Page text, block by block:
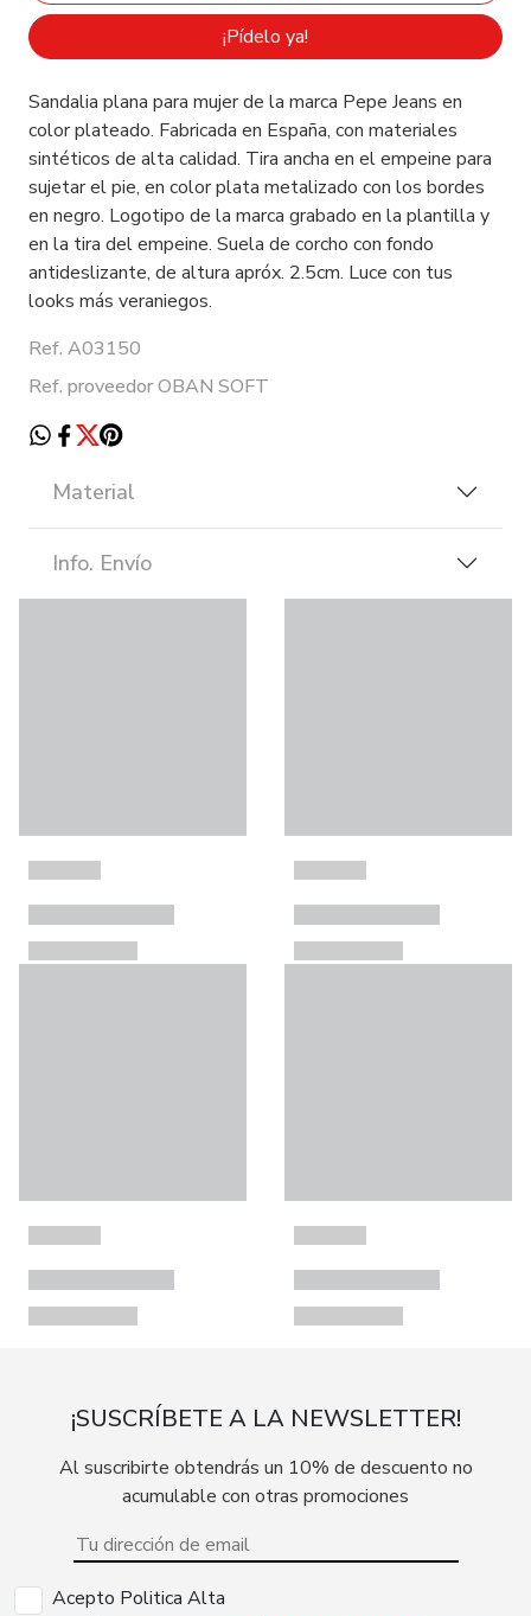
¡Pídelo ya!
Sandalia plana para mujer de la marca Pepe Jeans en
color plateado. Fabricada en España, con materiales
sintéticos de alta calidad. Tira ancha en el empeine para
sujetar el pie, en color plata metalizado con los bordes
en negro. Logotipo de la marca grabado en la plantilla y
en la tira del empeine. Suela de corcho con fondo
antideslizante, de altura apróx. 2.5cm. Luce con tus
looks más veraniegos.
Ref. A03150
Ref. proveedor OBAN SOFT
Material
Info. Envío
¡SUSCRÍBETE A LA NEWSLETTER!
Al suscribirte obtendrás un 10% de descuento no
acumulable con otras promociones
Acepto Politica Alta